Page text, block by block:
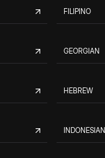
FILIPINO
GEORGIAN
HEBREW
INDONESIAN